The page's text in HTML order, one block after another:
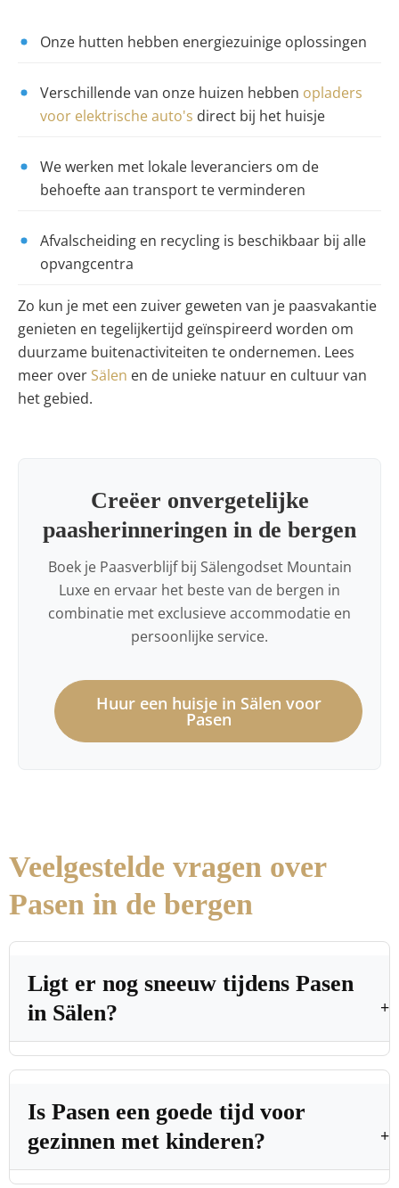
Onze hutten hebben energiezuinige oplossingen
Verschillende van onze huizen hebben opladers
voor elektrische auto's direct bij het huisje
We werken met lokale leveranciers om de
behoefte aan transport te verminderen
Afvalscheiding en recycling is beschikbaar bij alle
opvangcentra
Zo kun je met een zuiver geweten van je paasvakantie
genieten en tegelijkertijd geïnspireerd worden om
duurzame buitenactiviteiten te ondernemen. Lees
meer over Sälen en de unieke natuur en cultuur van
het gebied.
Creëer onvergetelijke
paasherinneringen in de bergen
Boek je Paasverblijf bij Sälengodset Mountain
Luxe en ervaar het beste van de bergen in
combinatie met exclusieve accommodatie en
persoonlijke service.
Huur een huisje in Sälen voor
Pasen
Veelgestelde vragen over
Pasen in de bergen
Ligt er nog sneeuw tijdens Pasen
in Sälen?
Is Pasen een goede tijd voor
gezinnen met kinderen?